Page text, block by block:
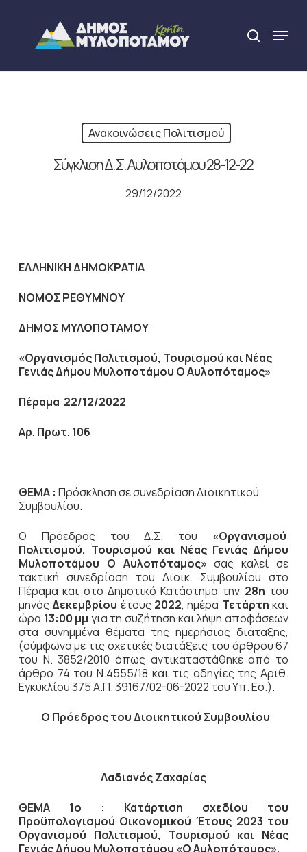
content
search
Menu
Ανακοινώσεις Πολιτισμού
Σύγκλιση Δ. Σ. Αυλοποτάμου 28-12-22
29/12/2022
ΕΛΛΗΝΙΚΗ ΔΗΜΟΚΡΑΤΙΑ
NOMOΣ ΡΕΘΥΜΝΟΥ
ΔΗΜΟΣ ΜΥΛΟΠΟΤΑΜΟΥ
«Οργανισμός Πολιτισμού, Τουρισμού και Νέας
Γενιάς Δήμου Μυλοποτάμου Ο Αυλοπόταμος»
Πέραμα 22/12/2022
Αρ. Πρωτ. 106
ΘΕΜΑ : Πρόσκληση σε συνεδρίαση Διοικητικού
Συμβουλίου.
Ο Πρόεδρος του Δ.Σ. του «Οργανισμού
Πολιτισμού, Τουρισμού και Νέας Γενιάς Δήμου
Μυλοποτάμου Ο Αυλοπόταμος»σας καλεί σε
τακτική συνεδρίαση του Διοικ. Συμβουλίου στο
Πέραμα και στο Δημοτικό Κατάστημα την 28η του
μηνόςΔεκεμβρίου έτους 2022, ημέρα Τετάρτηκαι
ώρα 13:00 μμ για τη συζήτηση και λήψη αποφάσεων
στα συνημμένα θέματα της ημερήσιας διάταξης,
(σύμφωνα με τις σχετικές διατάξεις του άρθρου 67
του Ν. 3852/2010 όπως αντικαταστάθηκε από το
άρθρο 74 του Ν.4555/18 και τις οδηγίες της Αριθ.
Εγκυκλίου 375 Α.Π. 39167/02-06-2022 του Υπ. Εσ.).
Ο Πρόεδρος του Διοικητικού Συμβουλίου
Λαδιανός Ζαχαρίας
ΘΕΜΑ 1ο : Κατάρτιση σχεδίου του
Προϋπολογισμού Οικονομικού Έτους 2023 του
Οργανισμού Πολιτισμού, Τουρισμού και Νέας
Γενιάς Δήμου Μυλοποτάμου «Ο Αυλοπόταμος».
Close